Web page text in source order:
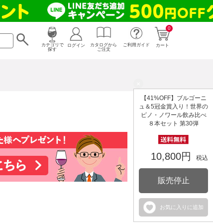
カテゴリで
探す
0
カート
ログイン
カタログから
ご注文
ご利用ガイド
【41%OFF】ブルゴーニ
ュ＆5冠金賞入り！世界の
ピノ・ノワール飲み比べ
８本セット 第30弾
10,800円 税込
販売停止
お気に入りに追加